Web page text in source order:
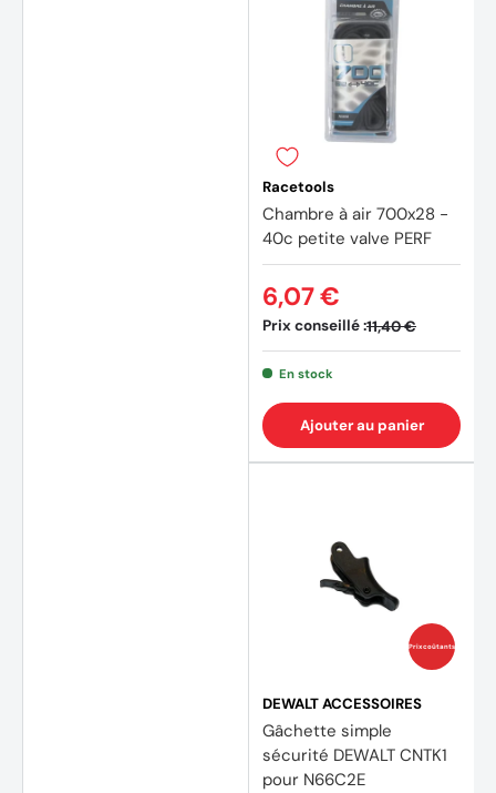
Racetools
Chambre à air 700x28 -
40c petite valve PERF
Prix conseillé :11,40 €
6,07 €
En stock
Ajouter au panier
Prix coûtants
DEWALT ACCESSOIRES
Gâchette simple
sécurité DEWALT CNTK1
pour N66C2E